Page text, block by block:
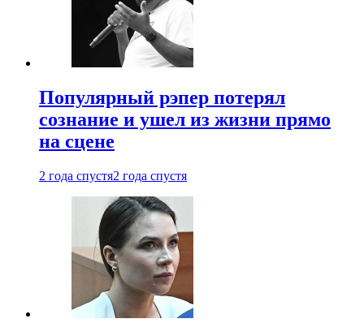
Популярный рэпер потерял
сознание и ушел из жизни прямо
на сцене
2 года спустя2 года спустя